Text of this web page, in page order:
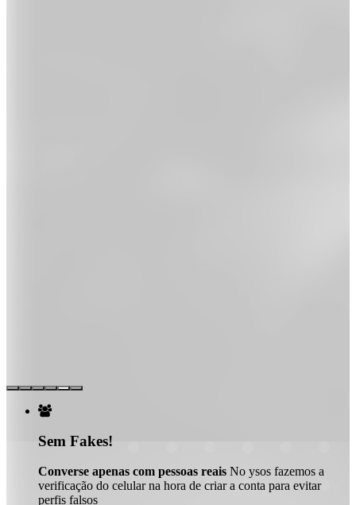

Sem Fakes!
Converse apenas com pessoas reais No ysos fazemos a
verificação do celular na hora de criar a conta para evitar
perfis falsos